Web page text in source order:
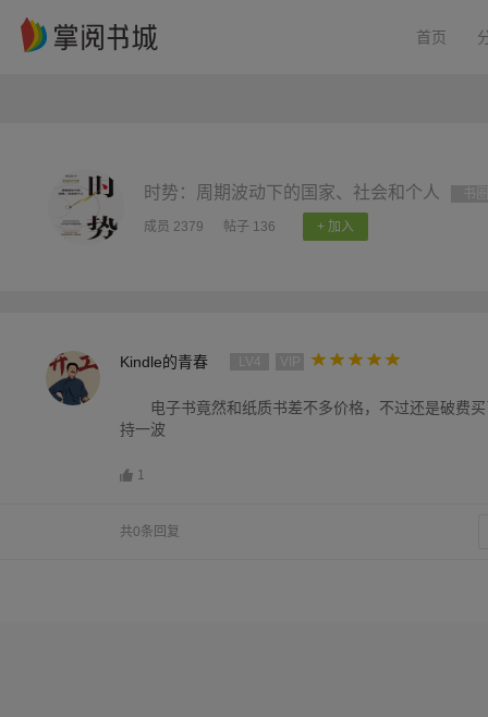
首页
时势：周期波动下的国家、社会和个人
成员 2379 帖子 136 + 加入
Kindle的青春
电子书竟然和纸质书差不多价格，不过还是破费
持一波
1
共0条回复